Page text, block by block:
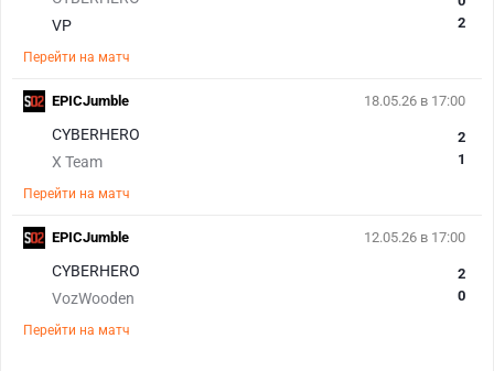
VP
2
Перейти на матч
18.05.26 в 17:00
CYBERHERO
X Team
2
1
Перейти на матч
EPICJumble
12.05.26 в 17:00
CYBERHERO
VozWooden
2
0
Перейти на матч
EPICJumble